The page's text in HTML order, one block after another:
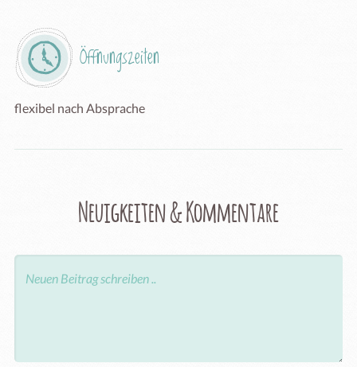
Öffnungszeiten
flexibel nach Absprache
Neuigkeiten & Kommentare